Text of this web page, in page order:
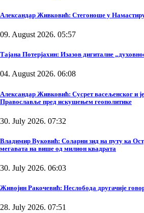
Александар Живковић: Стегоноше у
09. August 2026. 05:57
Тајана Потерјахин: Изазов дигиталне
04. August 2026. 06:08
Александар Живковић: Сусрет васељенског и
Православље пред искушењем геополитике
30. July 2026. 07:32
Владимир Вуковић: Соларни зид на путу ка
мегавата на више од милион квадрата
30. July 2026. 06:03
Живојин Ракочевић: Неслобода другачије
28. July 2026. 07:51